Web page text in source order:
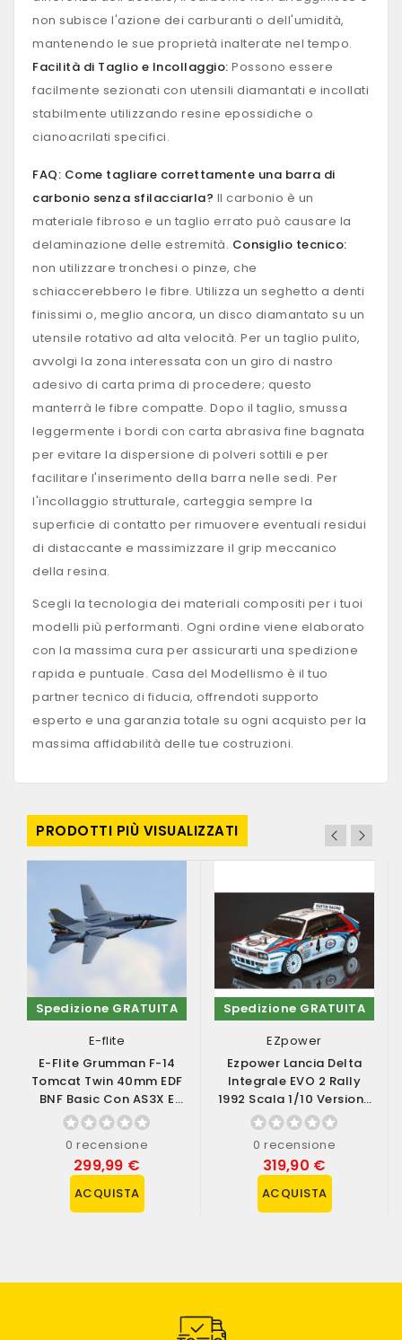
non subisce l'azione dei carburanti o dell'umidità,
mantenendo le sue proprietà inalterate nel tempo.
Facilità di Taglio e Incollaggio: Possono essere
facilmente sezionati con utensili diamantati e incollati
stabilmente utilizzando resine epossidiche o
cianoacrilati specifici.
FAQ: Come tagliare correttamente una barra di
carbonio senza sfilacciarla? Il carbonio è un
materiale fibroso e un taglio errato può causare la
delaminazione delle estremità. Consiglio tecnico:
non utilizzare tronchesi o pinze, che
schiaccerebbero le fibre. Utilizza un seghetto a denti
finissimi o, meglio ancora, un disco diamantato su un
utensile rotativo ad alta velocità. Per un taglio pulito,
avvolgi la zona interessata con un giro di nastro
adesivo di carta prima di procedere; questo
manterrà le fibre compatte. Dopo il taglio, smussa
leggermente i bordi con carta abrasiva fine bagnata
per evitare la dispersione di polveri sottili e per
facilitare l'inserimento della barra nelle sedi. Per
l'incollaggio strutturale, carteggia sempre la
superficie di contatto per rimuovere eventuali residui
di distaccante e massimizzare il grip meccanico
della resina.
Scegli la tecnologia dei materiali compositi per i tuoi
modelli più performanti. Ogni ordine viene elaborato
con la massima cura per assicurarti una spedizione
rapida e puntuale. Casa del Modellismo è il tuo
partner tecnico di fiducia, offrendoti supporto
esperto e una garanzia totale su ogni acquisto per la
massima affidabilità delle tue costruzioni.
PRODOTTI PIÙ VISUALIZZATI
Spedizione GRATUITA
E-flite
E-Flite Grumman F-14
Tomcat Twin 40mm EDF
BNF Basic Con AS3X E
SAFE Select...
0 recensione
299,99 €
ACQUISTA
Spedizione GRATUITA
EZpower
Ezpower Lancia Delta
Integrale EVO 2 Rally
1992 Scala 1/10 Versione
RTR (art....
0 recensione
319,90 €
ACQUISTA